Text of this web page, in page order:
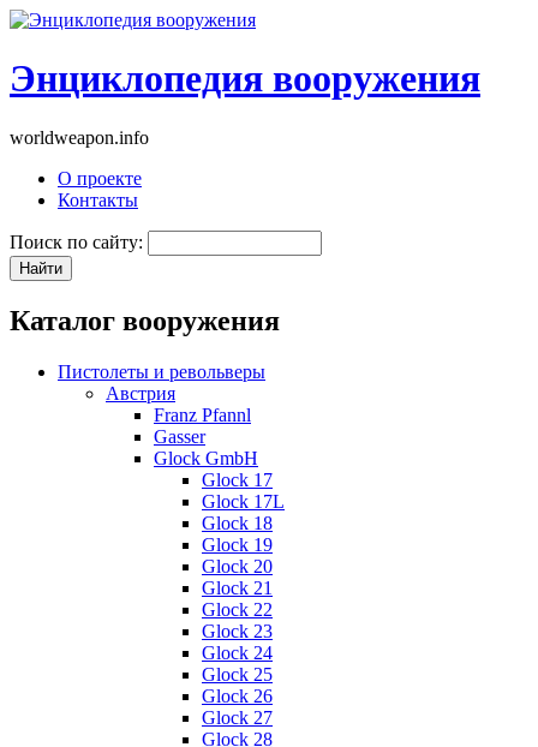
Энциклопедия вооружения
worldweapon.info
О проекте
Контакты
Поиск по сайту:
Каталог вооружения
Пистолеты и револьверы
Австрия
Franz Pfannl
Gasser
Glock GmbH
Glock 17
Glock 17L
Glock 18
Glock 19
Glock 20
Glock 21
Glock 22
Glock 23
Glock 24
Glock 25
Glock 26
Glock 27
Glock 28